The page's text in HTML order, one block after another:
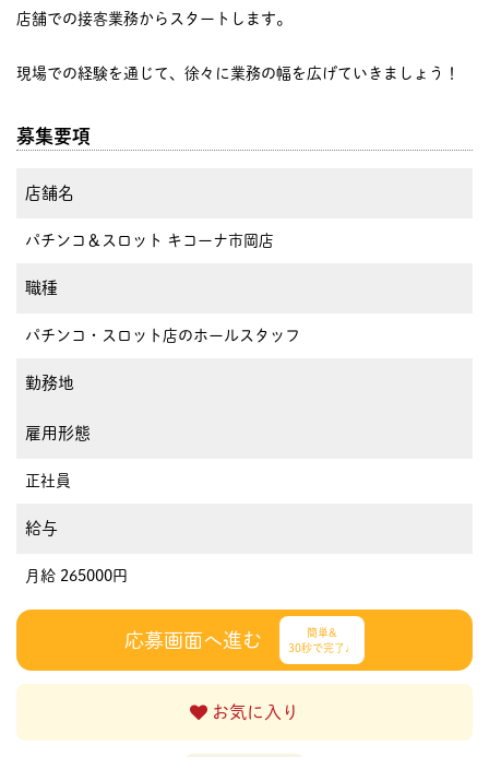
店舗での接客業務からスタートします。
現場での経験を通じて、徐々に業務の幅を広げていきましょう！
募集要項
店舗名
パチンコ＆スロット キコーナ市岡店
職種
パチンコ・スロット店のホールスタッフ
勤務地
雇用形態
正社員
給与
月給 265000円
応募画面へ進む
簡単&
30秒で完了♩
お気に入り